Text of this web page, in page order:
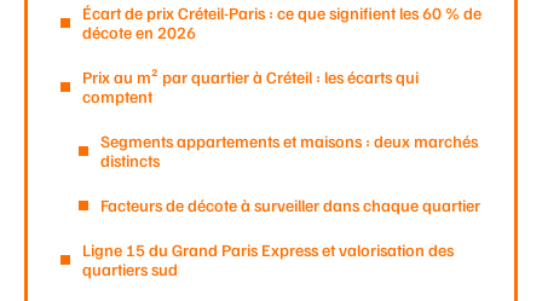
Écart de prix Créteil-Paris : ce que signifient les 60 % de
décote en 2026
Prix au m² par quartier à Créteil : les écarts qui
comptent
Segments appartements et maisons : deux marchés
distincts
Facteurs de décote à surveiller dans chaque quartier
Ligne 15 du Grand Paris Express et valorisation des
quartiers sud